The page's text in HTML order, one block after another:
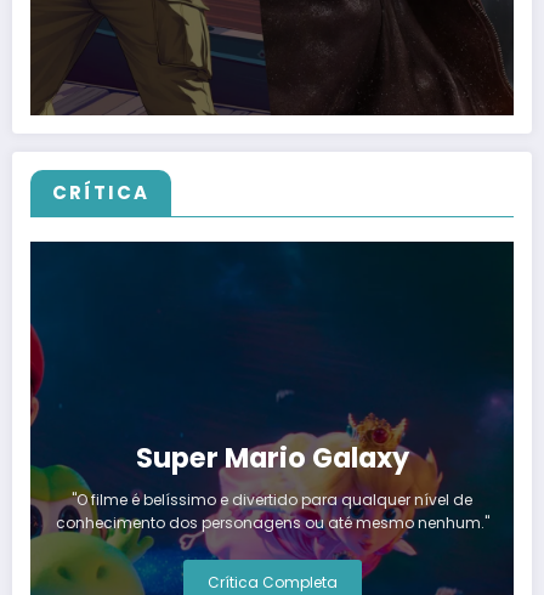
CRÍTICA
Super Mario Galaxy
"O filme é belíssimo e divertido para qualquer nível de
conhecimento dos personagens ou até mesmo nenhum."
Crítica Completa